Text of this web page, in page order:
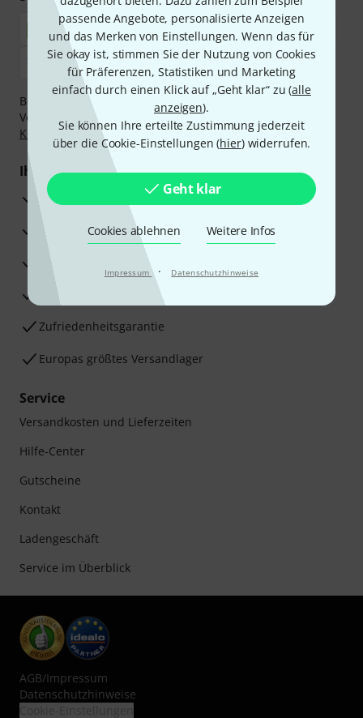
passende Angebote, personalisierte Anzeigen
und das Merken von Einstellungen. Wenn das für
Sie okay ist, stimmen Sie der Nutzung von Cookies
für Präferenzen, Statistiken und Marketing
einfach durch einen Klick auf „Geht klar“ zu (alle
anzeigen).
Sie können Ihre erteilte Zustimmung jederzeit
über die Cookie-Einstellungen (hier) widerrufen.
Geht klar
Cookies ablehnen Weitere Infos
Impressum · Datenschutzhinweise
Bezahlen Sie vertraulich und sicher per Nachnahme,
Vorkasse, PayPal, Amazon Pay,Klarna Sofort bezahlen
Klarna Ratenzahlungoder Kreditkarte.
Ihre Vorteile
3 Jahre Thomann Garantie
30 Tage Money-Back-Garantie
Beratung durch Fachexperten
Zufriedenheitsgarantie
Europas größtes Versandlager
Service
Versandkosten und Lieferzeiten
Hilfe-Center
Gutscheine
Kontakt
Ladengeschäft
Service im Überblick
AGB/Impressum
Datenschutzhinweise